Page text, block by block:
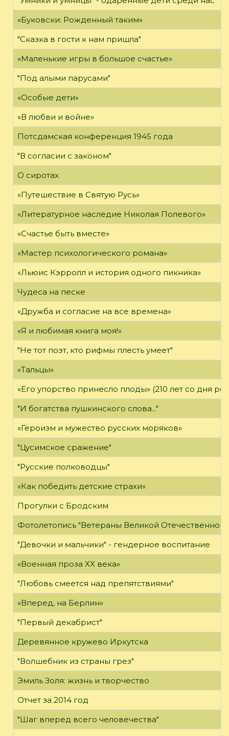
«Буковски: Рожденный таким»
"Сказка в гости к нам пришла"
«Маленькие игры в большое счастье»
"Под алыми парусами"
«Особые дети»
«В любви и войне»
Потсдамская конференция 1945 года
"В согласии с законом"
О сиротах
«Путешествие в Святую Русь»
«Литературное наследие Николая Полевого»
«Счастье быть вместе»
«Мастер психологического романа»
«Льюис Кэрролл и история одного пикника»
Чудеса на песке
«Дружба и согласие на все времена»
«Я и любимая книга моя!»
"Не тот поэт, кто рифмы плесть умеет"
«Тальцы»
«Его упорство принесло плоды» (210 лет со дня
"И богатства пушкинского слова..."
«Героизм и мужество русских моряков»
"Цусимское сражение"
"Русские полководцы"
«Как победить детские страхи»
Прогулки с Бродским
Фотолетопись "Ветераны Великой Отечественной
"Девочки и мальчики" - гендерное воспитание
«Военная проза XX века»
"Любовь смеется над препятствиями"
«Вперед, на Берлин»
"Первый декабрист"
Деревянное кружево Иркутска
"Волшебник из страны грез"
Эмиль Золя: жизнь и творчество
Отчет за 2014 год
"Шаг вперед всего человечества"